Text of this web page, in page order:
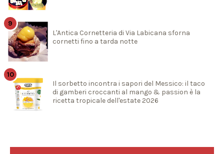
L'Antica Cornetteria di Via Labicana sforna
cornetti fino a tarda notte
Il sorbetto incontra i sapori del Messico: il taco
di gamberi croccanti al mango & passion è la
ricetta tropicale dell'estate 2026